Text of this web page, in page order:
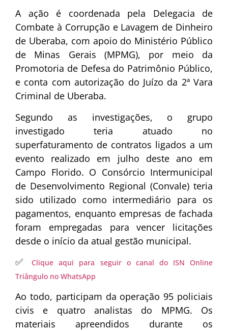
A ação é coordenada pela Delegacia de
Combate à Corrupção e Lavagem de Dinheiro
de Uberaba, com apoio do Ministério Público
de Minas Gerais (MPMG), por meio da
Promotoria de Defesa do Patrimônio Público,
e conta com autorização do Juízo da 2ª Vara
Criminal de Uberaba.
Segundo as investigações, o grupo
investigado teria atuado no
superfaturamento de contratos ligados a um
evento realizado em julho deste ano em
Campo Florido. O Consórcio Intermunicipal
de Desenvolvimento Regional (Convale) teria
sido utilizado como intermediário para os
pagamentos, enquanto empresas de fachada
foram empregadas para vencer licitações
desde o início da atual gestão municipal.
✅Clique aqui para seguir o canal do ISN Online
Triângulo no WhatsApp
Ao todo, participam da operação 95 policiais
civis e quatro analistas do MPMG. Os
materiais apreendidos durante os